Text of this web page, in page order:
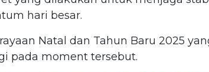
hari besar.
Natal dan Tahun Baru 2025
pada moment tersebut.